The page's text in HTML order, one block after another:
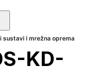
sustavi i mrežna oprema
KD-